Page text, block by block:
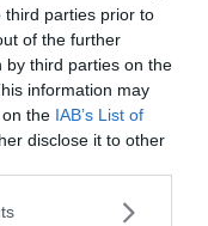
third parties prior to
of the further
by third parties on the
information may
the IAB’s List of
disclose it to other
or more Google
PSICOLOGIA